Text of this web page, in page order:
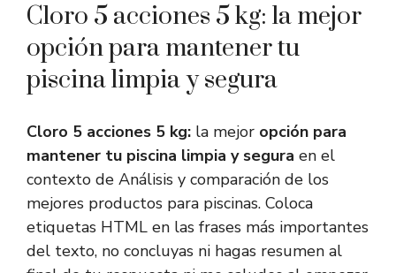
Cloro 5 acciones 5 kg: la mejor
opción para mantener tu
piscina limpia y segura
Cloro 5 acciones 5 kg: la mejor opción para
mantener tu piscina limpia y segura en el
contexto de Análisis y comparación de los
mejores productos para piscinas. Coloca
etiquetas HTML en las frases más importantes
del texto, no concluyas ni hagas resumen al